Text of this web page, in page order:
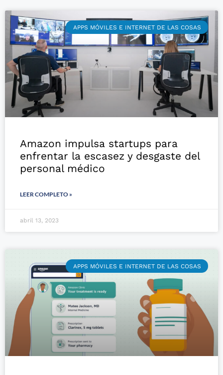
APPS MÓVILES E INTERNET DE LAS COSAS
Amazon impulsa startups para
enfrentar la escasez y desgaste del
personal médico
LEER COMPLETO »
abril 13, 2023
APPS MÓVILES E INTERNET DE LAS COSAS